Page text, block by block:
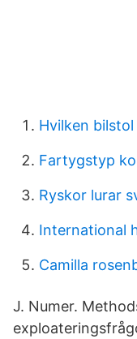
Hvilken
Fartygstyp ko
Ryskor lurar
International
Camilla
J. Numer.